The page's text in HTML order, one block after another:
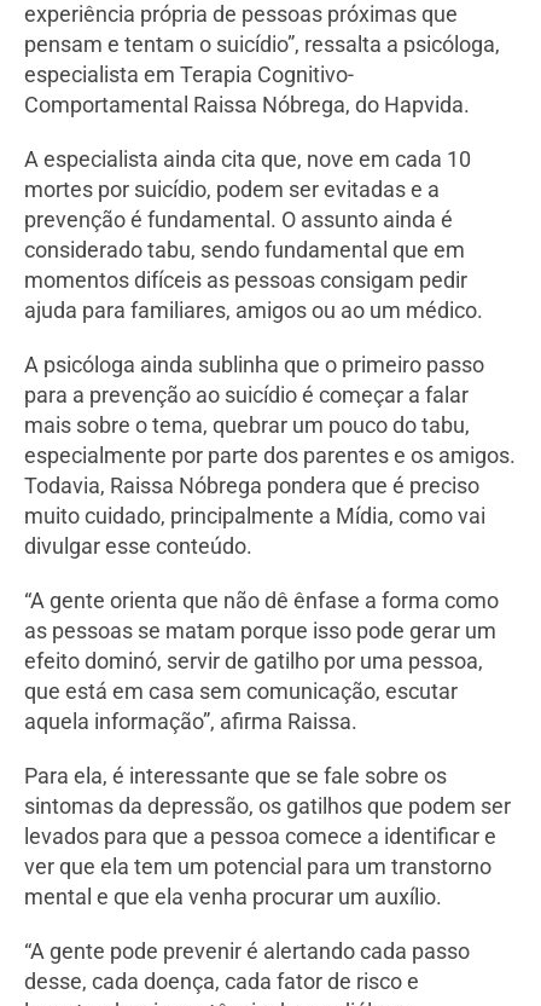
experiência própria de pessoas próximas que
pensam e tentam o suicídio”, ressalta a psicóloga,
especialista em Terapia Cognitivo-
Comportamental Raissa Nóbrega, do Hapvida.
A especialista ainda cita que, nove em cada 10
mortes por suicídio, podem ser evitadas e a
prevenção é fundamental. O assunto ainda é
considerado tabu, sendo fundamental que em
momentos difíceis as pessoas consigam pedir
ajuda para familiares, amigos ou ao um médico.
A psicóloga ainda sublinha que o primeiro passo
para a prevenção ao suicídio é começar a falar
mais sobre o tema, quebrar um pouco do tabu,
especialmente por parte dos parentes e os amigos.
Todavia, Raissa Nóbrega pondera que é preciso
muito cuidado, principalmente a Mídia, como vai
divulgar esse conteúdo.
“A gente orienta que não dê ênfase a forma como
as pessoas se matam porque isso pode gerar um
efeito dominó, servir de gatilho por uma pessoa,
que está em casa sem comunicação, escutar
aquela informação”, afirma Raissa.
Para ela, é interessante que se fale sobre os
sintomas da depressão, os gatilhos que podem ser
levados para que a pessoa comece a identificar e
ver que ela tem um potencial para um transtorno
mental e que ela venha procurar um auxílio.
“A gente pode prevenir é alertando cada passo
desse, cada doença, cada fator de risco e